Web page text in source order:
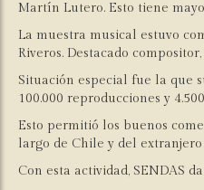
Martín Lutero. Esto tiene
La muestra musical estuvo
Riveros. Destacado
Situación especial fue la que
100.000 reproducciones y
Esto permitió los buenos
largo de Chile y del
Con esta actividad, SENDAS